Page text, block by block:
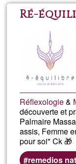
Ré-
Réflexologie&
découverte et
Palmaire
assis, Femme
pour soi" Ck 🎁
remedios